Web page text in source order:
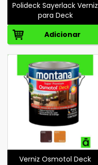
Polideck Sayerlack Verniz
para Deck
Adicionar
Verniz Osmotol Deck